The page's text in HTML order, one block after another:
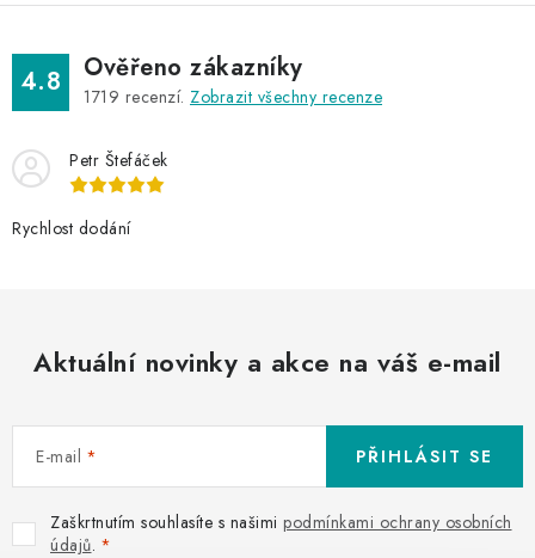
4.8 Ověřeno zákazníky
1719 recenzí. Zobrazit všechny recenze
Petr Štefáček
Rychlost dodání
Aktuální novinky a akce na váš e-mail
E-mail
Zaškrtnutím souhlasíte s našimi podmínkami ochrany osobních
údajů.
PŘIHLÁSIT SE